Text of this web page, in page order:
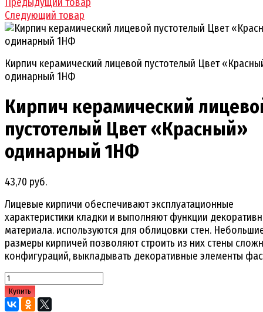
Следующий товар
Кирпич керамический лицевой пустотелый Цвет
одинарный 1НФ
Кирпич керамический
пустотелый Цвет «Красный»
одинарный 1НФ
43,70 руб.
Лицевые кирпичи обеспечивают эксплуатационные
характеристики кладки и выполняют функции
материала. используются для облицовки стен.
размеры кирпичей позволяют строить из них стены
конфигураций, выкладывать декоративные элементы
Купить